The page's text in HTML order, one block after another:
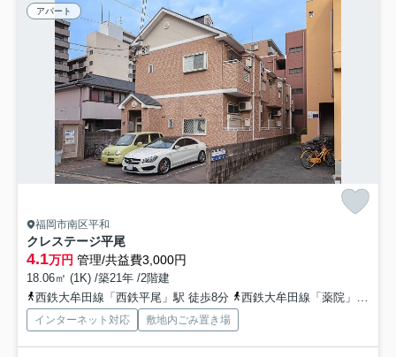
アパート
福岡市南区平和
クレステージ平尾
4.1万円 管理/共益費3,000円
18.06㎡ (1K) /築21年 /2階建
西鉄大牟田線「西鉄平尾」駅 徒歩8分
西鉄大牟田線「薬院」駅 徒歩15分
インターネット対応 敷地内ごみ置き場